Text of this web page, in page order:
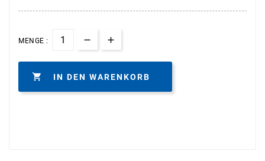
MENGE :
 IN DEN WARENKORB